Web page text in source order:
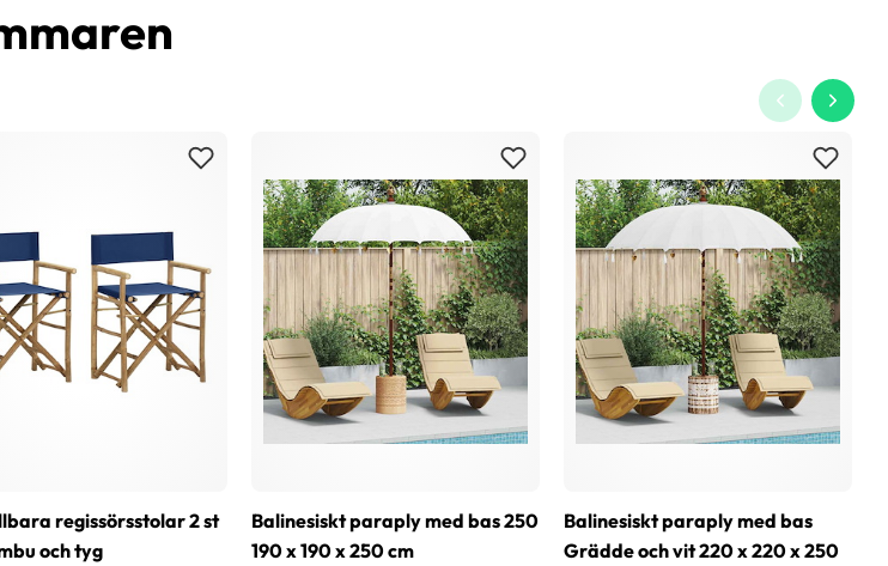
regissörsstolar 2 st
och tyg
Balinesiskt paraply med bas 250
190 x 190 x 250 cm
Balinesiskt paraply med bas
Grädde och vit 220 x 220 x 250